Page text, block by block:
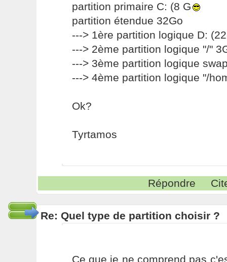
partition primaire C: (8 G
partition étendue 32Go
---> 1ère partition logique D:
---> 2ème partition logique "/"
---> 3ème partition logique
---> 4ème partition logique "/
Ok?
Tyrtamos
Répondre
Re: Quel type de partition choisir ?
Ce que je ne comprend pas